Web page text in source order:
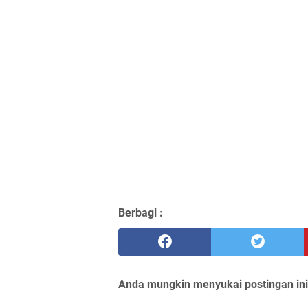
Berbagi :
Anda mungkin menyukai postingan